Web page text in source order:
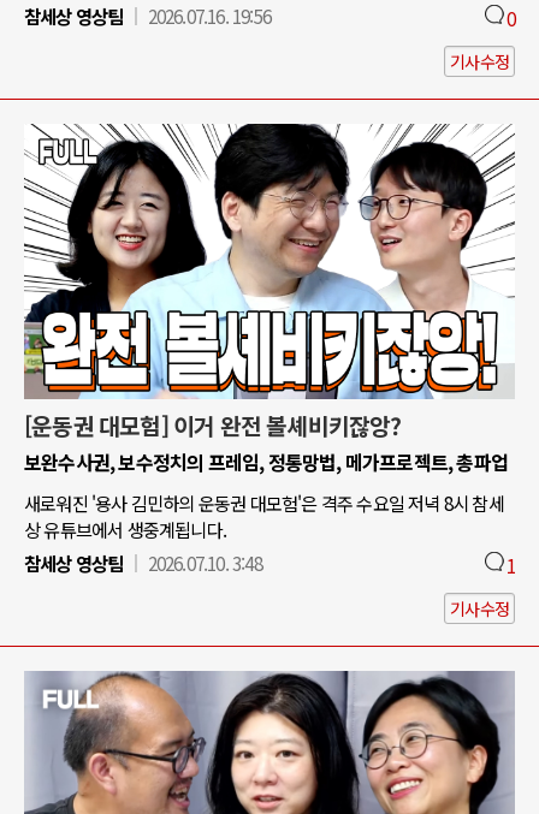
참세상 영상팀
2026.07.16. 19:56 0
기사수정
[운동권 대모험] 이거 완전 볼셰비키잖앙?
보완수사권, 보수정치의 프레임, 정통망법, 메가프로젝트, 총파업
새로워진 '용사 김민하의 운동권 대모험'은 격주 수요일 저녁 8시 참세
상 유튜브에서 생중계됩니다.
참세상 영상팀
2026.07.10. 3:48 1
기사수정